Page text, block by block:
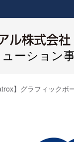
ーション
】グラフィック